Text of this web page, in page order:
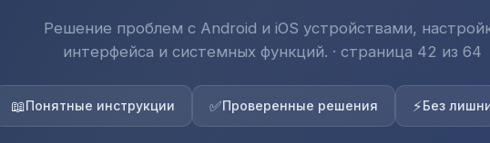
Решение проблем с Android и iOS устройствами,
интерфейса и системных функций. · страница 42 из 64
📖Понятные инструкции ✅Проверенные решения ⚡Без